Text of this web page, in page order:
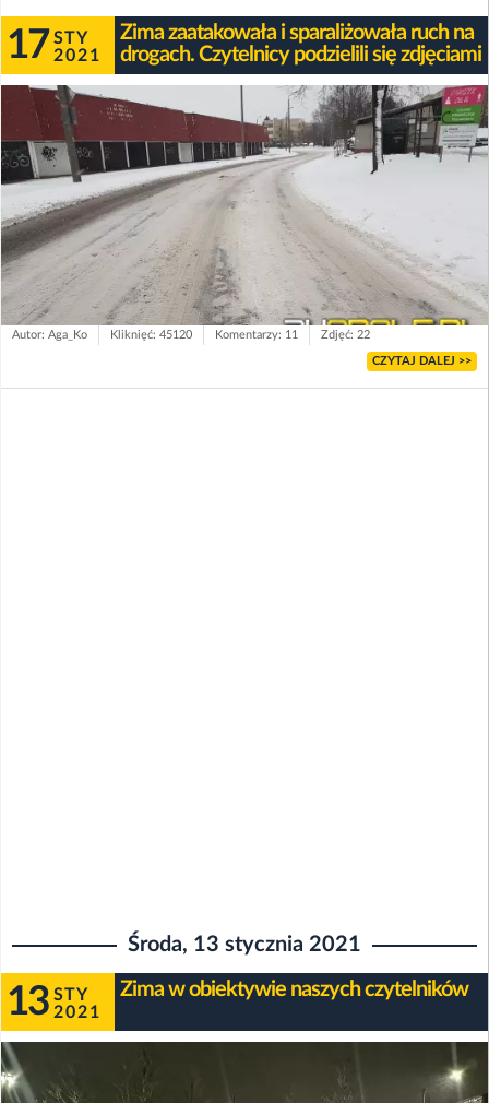
17 STY
2021
Zima zaatakowała i sparaliżowała ruch na
drogach. Czytelnicy podzielili się zdjęciami
Autor: Aga_Ko Kliknięć: 45120 Komentarzy: 11 Zdjęć: 22
CZYTAJ DALEJ >>
Środa, 13 stycznia 2021
13 STY
2021
Zima w obiektywie naszych czytelników